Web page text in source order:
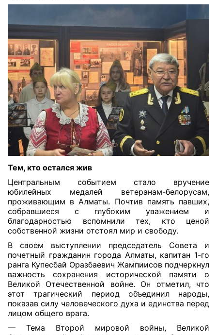
Тем, кто остался жив
Центральным событием стало вручение
юбилейных медалей ветеранам-белорусам,
проживающим в Алматы. Почтив память павших,
собравшиеся с глубоким уважением и
благодарностью вспомнили тех, кто ценой
собственной жизни отстоял мир и свободу.
В своем выступлении председатель Совета и
почетный гражданин города Алматы, капитан 1-го
ранга Купесбай Оразбаевич Жампиисов подчеркнул
важность сохранения исторической памяти о
Великой Отечественной войне. Он отметил, что
этот трагический период объединил народы,
показав силу человеческого духа и единства перед
лицом общего врага.
— Тема Второй мировой войны, Великой